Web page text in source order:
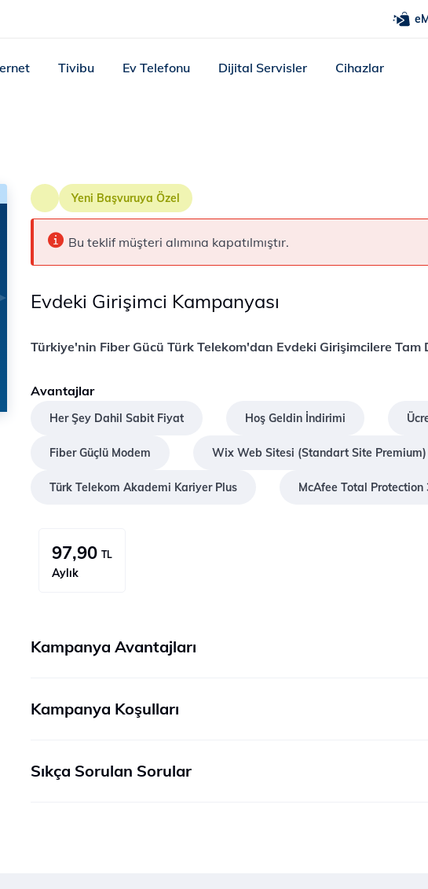
Tivibu Ev Telefonu Dijital Servisler Cihazlar
Yeni Başvuruya Özel
Bu teklif müşteri alımına kapatılmıştır.
Evdeki Girişimci Kampanyası
Türkiye'nin Fiber Gücü Türk Telekom'dan Evdeki Girişimcilere Tam
Avantajlar
Her Şey Dahil Sabit Fiyat Hoş Geldin İndirimi
Fiber Güçlü Modem Wix Web Sitesi (Standart Site
Türk Telekom Akademi Kariyer Plus McAfee Total Protection
97,90 TL
Aylık
Kampanya Avantajları
Kampanya Koşulları
Sıkça Sorulan Sorular